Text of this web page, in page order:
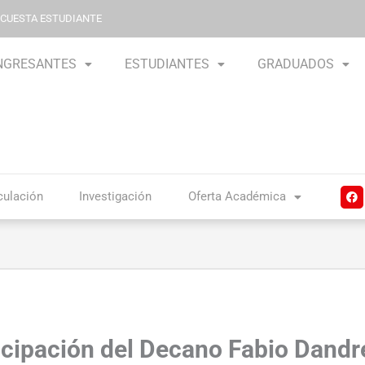
ESTUDIANTE
ESTUDIANTES GRADUADOS
Investigación Oferta Académica
F
a
k
del Decano Fabio